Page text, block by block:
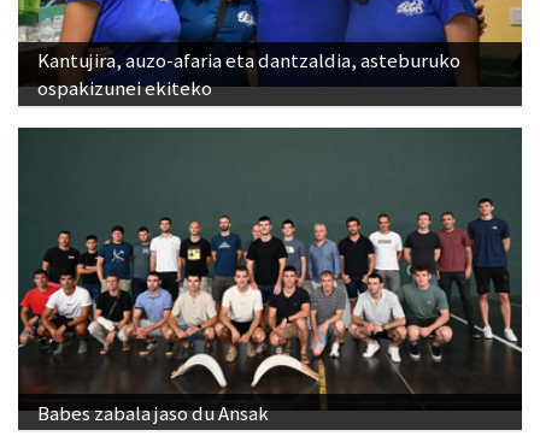
Kantujira, auzo-afaria eta dantzaldia, asteburuko
ospakizunei ekiteko
Babes zabala jaso du Ansak